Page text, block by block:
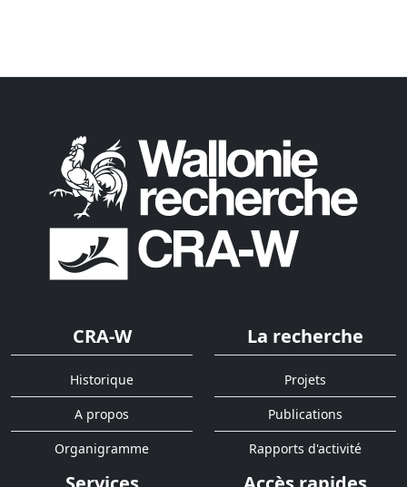
CRA-W
Historique
A propos
Organigramme
La recherche
Projets
Publications
Rapports d'activité